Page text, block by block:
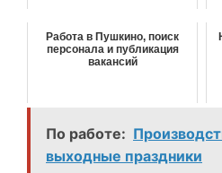
Работа в Пушкино, поиск
персонала и публикация
вакансий
По работе:
выходные праздники